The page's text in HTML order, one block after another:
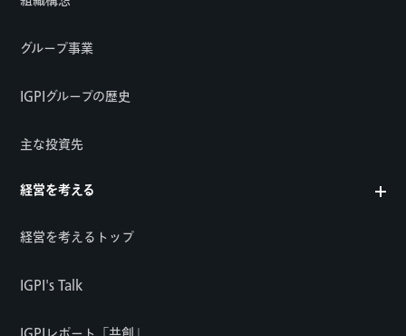
グループ事業
IGPIグループの歴史
主な投資先
経営を考える
経営を考えるトップ
IGPI's Talk